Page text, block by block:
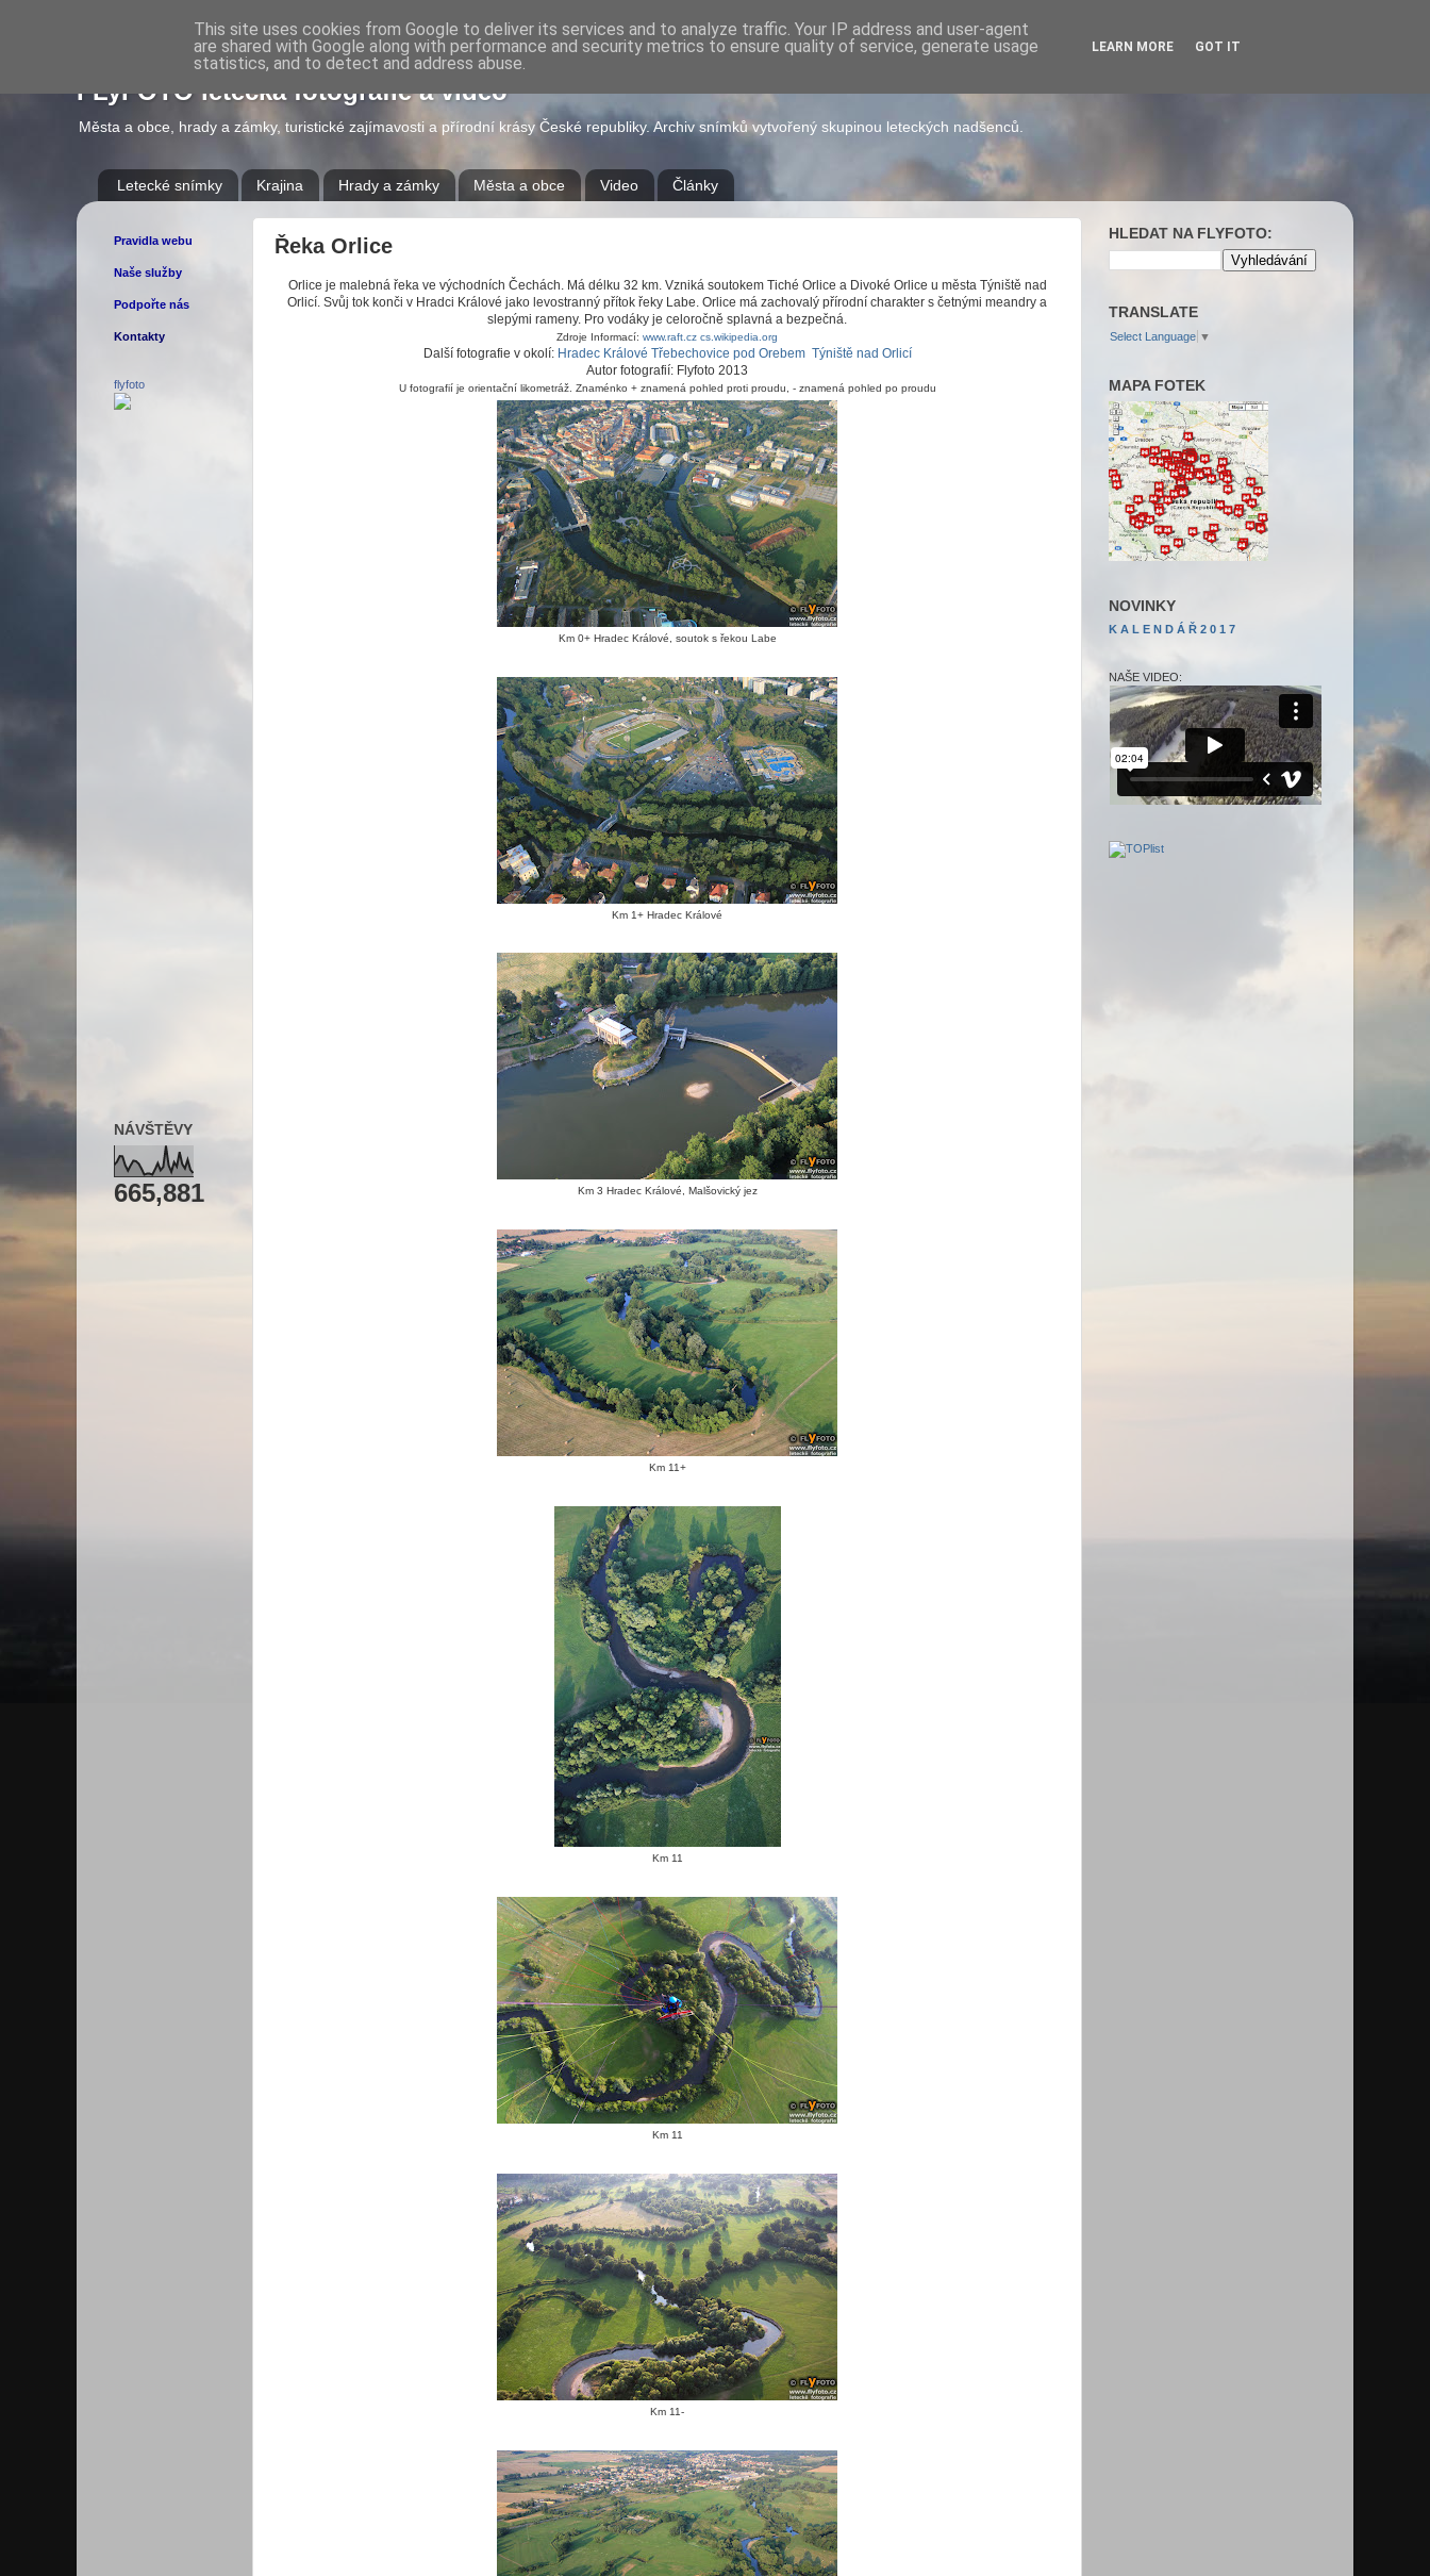
FLyFOTO letecká fotografie a video
Města a obce, hrady a zámky, turistické zajímavosti a přírodní krásy České republiky. Archiv snímků vytvořený skupinou leteckých nadšenců.
Letecké snímky Krajina Hrady a zámky Města a obce Video Články
Řeka Orlice
Orlice je malebná řeka ve východních Čechách. Má délku 32 km. Vzniká soutokem Tiché Orlice a Divoké Orlice u města Týniště nad
Orlicí. Svůj tok konči v Hradci Králové jako levostranný přítok řeky Labe. Orlice má zachovalý přírodní charakter s četnými meandry a
slepými rameny. Pro vodáky je celoročně splavná a bezpečná.
Zdroje Informací: www.raft.cz cs.wikipedia.org
Další fotografie v okolí: Hradec Králové Třebechovice pod Orebem Týniště nad Orlicí
Autor fotografií: Flyfoto 2013
U fotografií je orientační likometráž. Znaménko + znamená pohled proti proudu, - znamená pohled po proudu
Km 0+ Hradec Králové, soutok s řekou Labe
Km 1+ Hradec Králové
Km 3 Hradec Králové, Malšovický jez
Km 11+
Km 11
Km 11
Km 11-
Pravidla webu
Naše služby
Podpořte nás
Kontakty
flyfoto
NÁVŠTĚVY
665,881
HLEDAT NA FLYFOTO:
TRANSLATE
Select Language ▼
MAPA FOTEK
NOVINKY
K A L E N D Á Ř 2 0 1 7
NAŠE VIDEO:
This site uses cookies from Google to deliver its services and to analyze traffic. Your IP address and user-agent
are shared with Google along with performance and security metrics to ensure quality of service, generate usage
statistics, and to detect and address abuse.
LEARN MORE GOT IT